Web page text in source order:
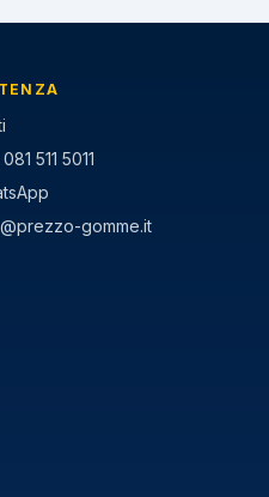
511 5011
gomme.it